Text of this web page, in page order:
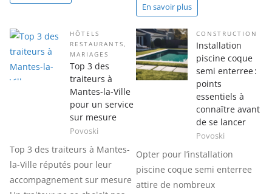
En savoir plus
HÔTELS
RESTAURANTS
MARIAGES
Top 3 des
traiteurs à
Mantes-la-Ville
pour un service
sur mesure
Povoski
Top 3 des traiteurs à Mantes-
la-Ville réputés pour leur
accompagnement sur mesure
CONSTRUCTION
Installation
piscine coque
semi enterree :
points
essentiels à
connaître avant
de se lancer
Povoski
Opter pour l’installation
piscine coque semi enterree
attire de nombreux